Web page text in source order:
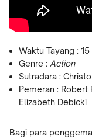
Waktu Tayang :
Genre : Action
Sutradara :
Pemeran : Robert
Elizabeth Debicki
Bagi para